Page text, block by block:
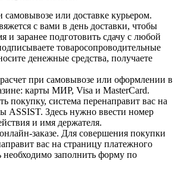
или доставке курьером.
с вами в день доставки, чтобы
и заранее подготовить сдачу с любой
товаросопроводительные
денежные средства, получаете
при самовывозе или оформлении в
карты МИР, Visa и MasterCard.
покупку, система перенаправит вас на
ASSIST. Здесь нужно ввести номер
и имя держателя.
заказе. Для совершения покупки
вас на страницу платежного
необходимо заполнить форму по